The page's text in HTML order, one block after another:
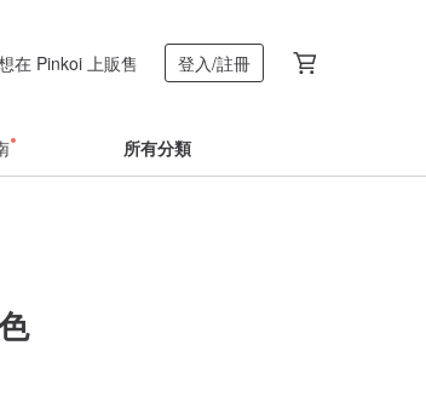
在 Pinkoi 上販售 登入/註冊
所有分類